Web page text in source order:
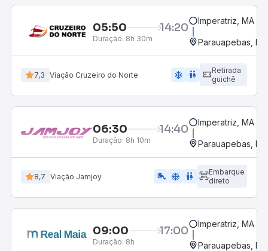
05:50 14:20
Duração: 8h 30m
Imperatriz, MA
Parauapebas, PA
7,3 Viação Cruzeiro do Norte ac_unit wc
Retirada
guichê
06:30 14:40
Duração: 8h 10m
Imperatriz, MA
Parauapebas, PA
8,7 Viação Jamjoy airline_seat_legroom_extra ac_unit WC
Embarque
direto
09:00 17:00
Duração: 8h
Imperatriz, MA
Parauapebas, PA